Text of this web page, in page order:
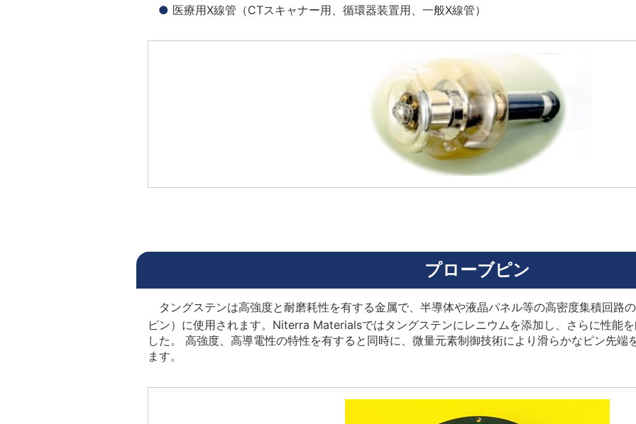
医療用X線管（CTスキャナー用、循環器装置用、一般X線管）
プローブピン
タングステンは高強度と耐磨耗性を有する金属で、半導体や液晶パネル等の高密度集積回路
ピン）に使用されます。Niterra Materialsではタングステンにレニウムを添加し、さらに性能
した。 高強度、高導電性の特性を有すると同時に、微量元素制御技術により滑らかなピン先端
ます。